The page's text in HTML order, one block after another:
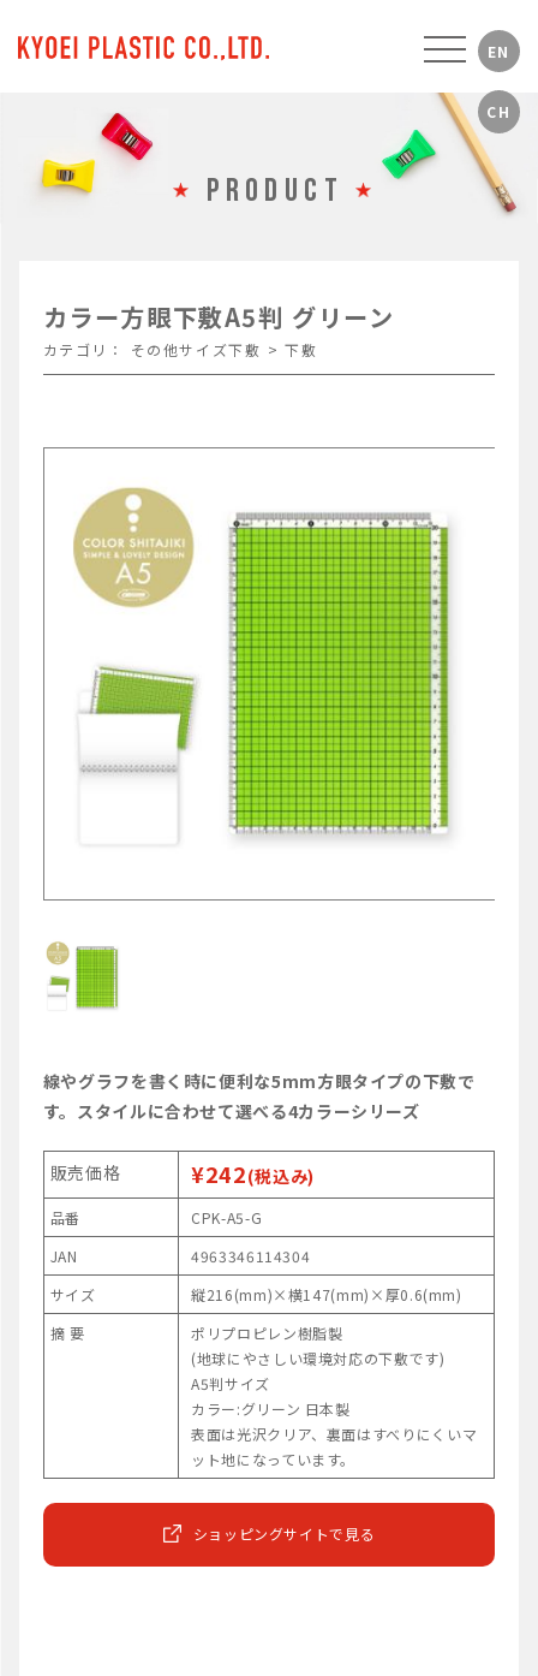
PRODUCT
カラー方眼下敷A5判 グリーン
カテゴリ： その他サイズ下敷 > 下敷
線やグラフを書く時に便利な5mm方眼タイプの下敷で
す。スタイルに合わせて選べる4カラーシリーズ
販売価格 ¥242(税込み)
品番
CPK-A5-G
JAN
4963346114304
サイズ
縦216(mm)×横147(mm)×厚0.6(mm)
摘 要
ポリプロピレン樹脂製
(地球にやさしい環境対応の下敷です)
A5判サイズ
カラー:グリーン 日本製
表面は光沢クリア、裏面はすべりにくいマ
ット地になっています。
ショッピングサイトで見る